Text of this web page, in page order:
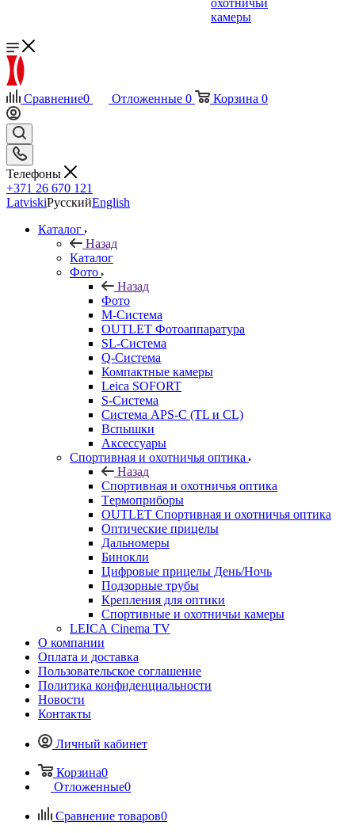
охотничьи
камеры
Сравнение0 Отложенные 0 Корзина 0
Телефоны
+371 26 670 121
LatviskiРусскийEnglish
Каталог
Назад
Каталог
Фото
Назад
Фото
M-Система
OUTLET Фотоаппаратура
SL-Система
Q-Cистема
Компактные камеры
Leica SOFORT
S-Система
Система APS-C (TL и CL)
Вспышки
Аксессуары
Спортивная и охотничья оптика
Назад
Спортивная и охотничья оптика
Tермоприборы
OUTLET Спортивная и охотничья оптика
Оптические прицелы
Дальномеры
Бинокли
Цифровые прицелы День/Ночь
Подзорные трубы
Крепления для оптики
Спортивные и охотничьи камеры
LEICA Cinema TV
О компании
Оплата и доставка
Пользовательское соглашение
Политика конфиденциальности
Новости
Контакты
Личный кабинет
Корзина0
Отложенные0
Сравнение товаров0